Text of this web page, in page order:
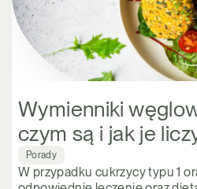
Wymienniki
czym są i jak je
Porady
W przypadku cukrzycy typu 1